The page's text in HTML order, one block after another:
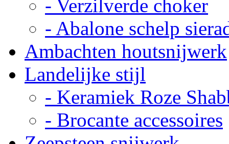
- Verzilverde choker
- Abalone schelp
Ambachten houtsnijwerk
Landelijke stijl
- Keramiek Roze
- Brocante accessoires